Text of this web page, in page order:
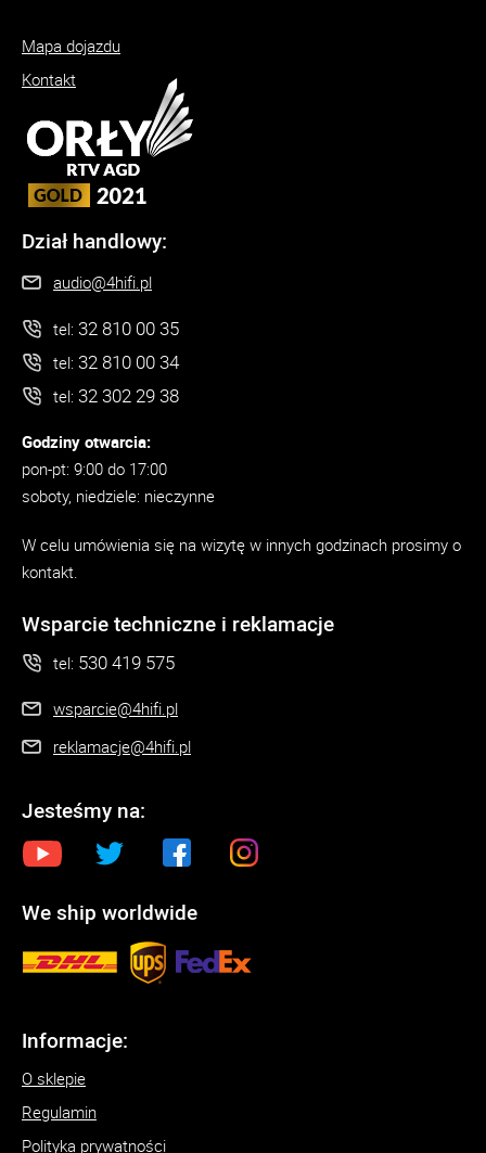
Mapa dojazdu
Kontakt
Dział handlowy:
audio@4hifi.pl
tel: 32 810 00 35
tel: 32 810 00 34
tel: 32 302 29 38
Godziny otwarcia:
pon-pt: 9:00 do 17:00
soboty, niedziele: nieczynne
W celu umówienia się na wizytę w innych godzinach prosimy o
kontakt.
Wsparcie techniczne i reklamacje
tel: 530 419 575
wsparcie@4hifi.pl
reklamacje@4hifi.pl
Jesteśmy na:
We ship worldwide
Informacje:
O sklepie
Regulamin
Polityka prywatności